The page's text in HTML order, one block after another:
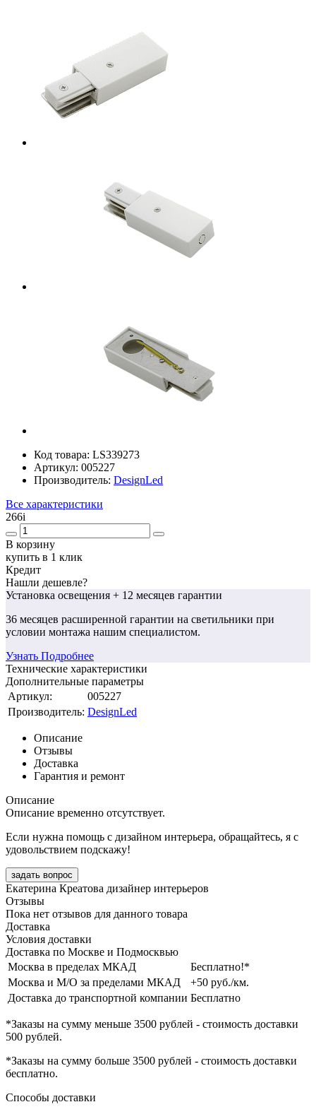
Код товара: LS339273
Артикул: 005227
Производитель: DesignLed
Все характеристики
266i
В корзину
купить в 1 клик
Кредит
Нашли дешевле?
Установка освещения + 12 месяцев гарантии
36 месяцев расширенной гарантии на светильники при
условии монтажа нашим специалистом.
Узнать Подробнее
Технические характеристики
Дополнительные параметры
Артикул:
005227
Производитель: DesignLed
Описание
Отзывы
Доставка
Гарантия и ремонт
Описание
Описание временно отсутствует.
Если нужна помощь с дизайном интерьера, обращайтесь, я с
удовольствием подскажу!
задать вопрос
Екатерина Креатова дизайнер интерьеров
Отзывы
Пока нет отзывов для данного товара
Доставка
Условия доставки
Доставка по Москве и Подмосквью
Москва в пределах МКАД
Бесплатно!*
Москва и М/О за пределами МКАД
+50 руб./км.
Доставка до транспортной компании Бесплатно
*Заказы на сумму меньше 3500 рублей - стоимость доставки
500 рублей.
*Заказы на сумму больше 3500 рублей - стоимость доставки
бесплатно.
Способы доставки